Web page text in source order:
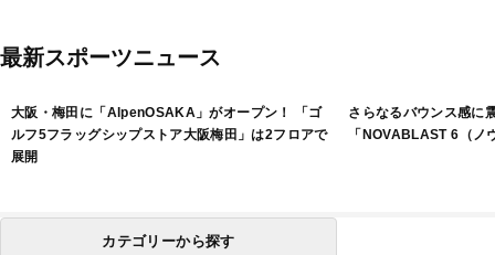
最新スポーツニュース
大阪・梅田に「AlpenOSAKA」がオープン！ 「ゴ
ルフ5フラッグシップストア大阪梅田」は2フロアで
展開
さらなるバウンス感に
「NOVABLAST 6（ノ
カテゴリーから探す